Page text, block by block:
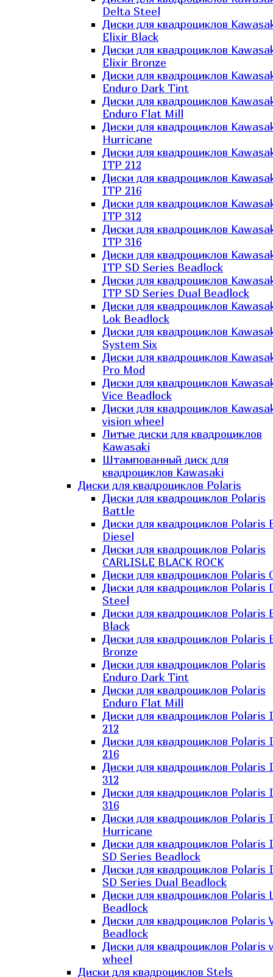
Delta Steel
Диски для квадроциклов
Elixir Black
Диски для квадроциклов
Elixir Bronze
Диски для квадроциклов
Enduro Dark Tint
Диски для квадроциклов
Enduro Flat Mill
Диски для квадроциклов
Hurricane
Диски для квадроциклов
ITP 212
Диски для квадроциклов
ITP 216
Диски для квадроциклов
ITP 312
Диски для квадроциклов
ITP 316
Диски для квадроциклов
ITP SD Series Beadlock
Диски для квадроциклов
ITP SD Series Dual Beadlock
Диски для квадроциклов
Lok Beadlock
Диски для квадроциклов
System Six
Диски для квадроциклов
Pro Mod
Диски для квадроциклов
Vice Beadlock
Диски для квадроциклов
vision wheel
Литые диски для квадроциклов
Kawasaki​
Штампованный диск для
квадроциклов Kawasaki​
Диски для квадроциклов Polaris
Диски для квадроциклов Polaris
Battle
Диски для квадроциклов Polaris
Diesel
Диски для квадроциклов Polaris
CARLISLE BLACK ROCK
Диски для квадроциклов Polaris
Диски для квадроциклов Polaris
Steel
Диски для квадроциклов Polaris
Black
Диски для квадроциклов Polaris
Bronze
Диски для квадроциклов Polaris
Enduro Dark Tint
Диски для квадроциклов Polaris
Enduro Flat Mill
Диски для квадроциклов Polaris
212
Диски для квадроциклов Polaris
216
Диски для квадроциклов Polaris
312
Диски для квадроциклов Polaris
316
Диски для квадроциклов Polaris
Hurricane
Диски для квадроциклов Polaris
SD Series Beadlock
Диски для квадроциклов Polaris
SD Series Dual Beadlock
Диски для квадроциклов Polaris
Beadlock
Диски для квадроциклов Polaris
Beadlock
Диски для квадроциклов Polaris
wheel
Диски для квадроциклов Stels